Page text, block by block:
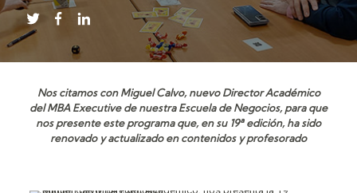
Nos citamos con Miguel Calvo, nuevo Director Académico
del MBA Executive de nuestra Escuela de Negocios, para que
nos presente este programa que, en su 19ª edición, ha sido
renovado y actualizado en contenidos y profesorado